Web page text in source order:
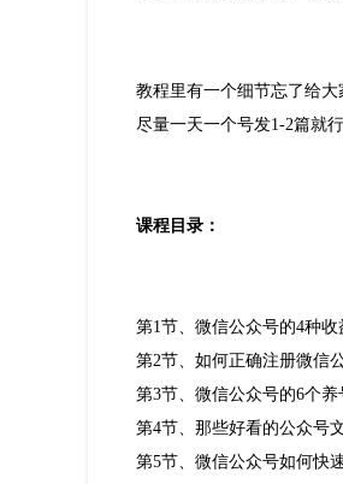
教程里有一个细节忘了给
尽量一天一个号发1-2篇就
课程目录：
第1节、微信公众号的4种收
第2节、如何正确注册微信
第3节、微信公众号的6个养
第4节、那些好看的公众号
第5节、微信公众号如何快